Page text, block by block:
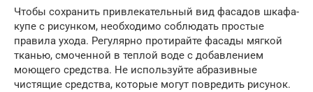
Чтобы сохранить привлекательный вид фасадов шкафа-
купе с рисунком, необходимо соблюдать простые
правила ухода. Регулярно протирайте фасады мягкой
тканью, смоченной в теплой воде с добавлением
моющего средства. Не используйте абразивные
чистящие средства, которые могут повредить рисунок.